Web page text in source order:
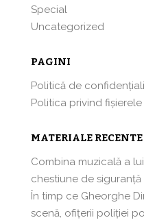
Special
Uncategorized
PAGINI
Politică de
Politica privind
MATERIALE RECENTE
Combina muzicală a
chestiune de
În timp ce Gheorghe
scenă, ofițerii poliției